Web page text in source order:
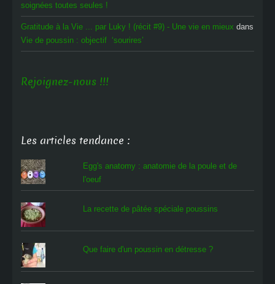
soignées toutes seules !
Gratitude à la Vie ... par Luky ! (récit #9) - Une vie en mieux dans
Vie de poussin : objectif ‘sourires’
Rejoignez-nous !!!
Les articles tendance :
Egg's anatomy : anatomie de la poule et de
l'oeuf
La recette de pâtée spéciale poussins
Que faire d'un poussin en détresse ?